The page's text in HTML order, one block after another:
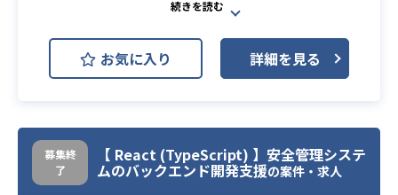
【対応業務】
Nest.jsで構築されたシステムを冗長
ければと存じます。
お気に入り 詳細を見る
募集終
了
【 React (TypeScript) 】安全管理システ
ムのバックエンド開発支援の案件・求人